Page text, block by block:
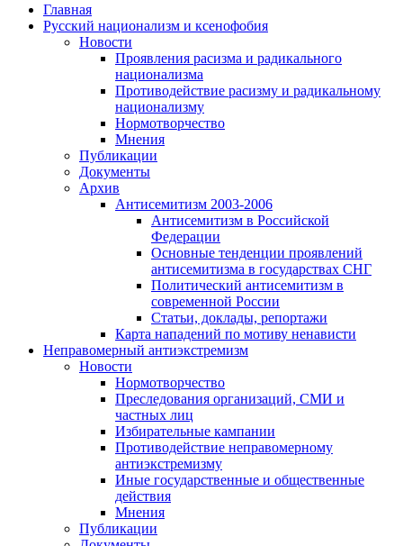
Главная
Русский национализм и ксенофобия
Новости
Проявления расизма и радикального
национализма
Противодействие расизму и радикальному
национализму
Нормотворчество
Мнения
Публикации
Документы
Архив
Антисемитизм 2003-2006
Антисемитизм в Российской
Федерации
Основные тенденции проявлений
антисемитизма в государствах СНГ
Политический антисемитизм в
современной России
Статьи, доклады, репортажи
Карта нападений по мотиву ненависти
Неправомерный антиэкстремизм
Новости
Нормотворчество
Преследования организаций, СМИ и
частных лиц
Избирательные кампании
Противодействие неправомерному
антиэкстремизму
Иные государственные и общественные
действия
Мнения
Публикации